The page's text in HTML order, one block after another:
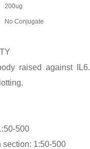
200ug
No Conjugate
raised against
500
section: 1:50-500